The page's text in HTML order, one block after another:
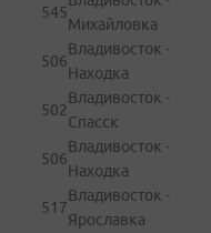
545
Михайловка
506
Владивосток -
Находка
502
Владивосток -
Спасск
506
Владивосток -
Находка
517
Владивосток -
Ярославка